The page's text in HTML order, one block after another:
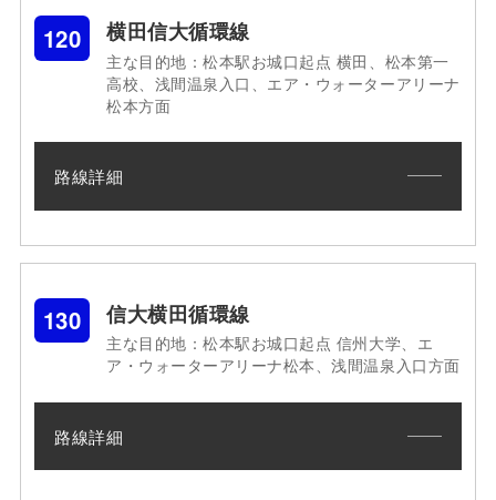
120 横田信大循環線
主な目的地：松本駅お城口起点 横田、松本第一
高校、浅間温泉入口、エア・ウォーターアリーナ
松本方面
路線詳細
130 信大横田循環線
主な目的地：松本駅お城口起点 信州大学、エ
ア・ウォーターアリーナ松本、浅間温泉入口方面
路線詳細